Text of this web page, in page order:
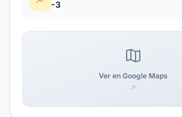
-3
Ver en Google Maps